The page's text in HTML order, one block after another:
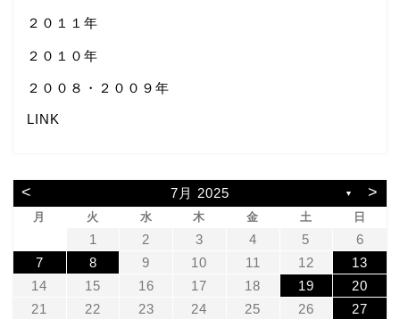
２０１１年
２０１０年
２００８・２００９年
LINK
< 7月 2025 ▼ >
月 火 水 木 金 土 日
1 2 3 4 5
6
7
8 9 10 11 12
13
14
15 16 17 18 19
20
21
22 23 24 25 26
27